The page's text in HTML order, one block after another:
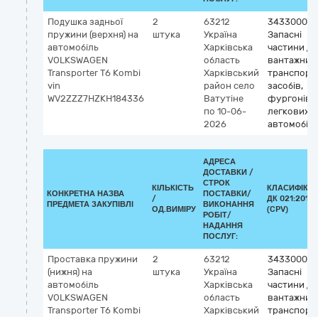
Подушка задньої
пружини (верхня) на
автомобіль
VOLKSWAGEN
Transporter Т6 Kombi
vin
WV2ZZZ7HZKH184336
2
штука
63212
Україна
Харківська
область
Харківський
район село
Ватутіне
по 10-06-
2026
Запасні
частини до
вантажних
засобів,
фургонів
легкових
КОНКРЕТНА НАЗВА
ПРЕДМЕТА ЗАКУПІВЛІ
КІЛЬКІСТЬ
/
ОД.ВИМІРУ
АДРЕСА
ДОСТАВКИ /
СТРОК
ПОСТАВКИ/
ВИКОНАННЯ
РОБІТ/
НАДАННЯ
ПОСЛУГ:
ДК 021:2015
(CPV)
Проставка пружини
(нижня) на
автомобіль
VOLKSWAGEN
Transporter Т6 Kombi
2
штука
63212
Україна
Харківська
область
Харківський
Запасні
частини до
вантажних